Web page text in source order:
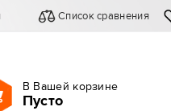
Список сравнения
В Вашей корзине
Пусто